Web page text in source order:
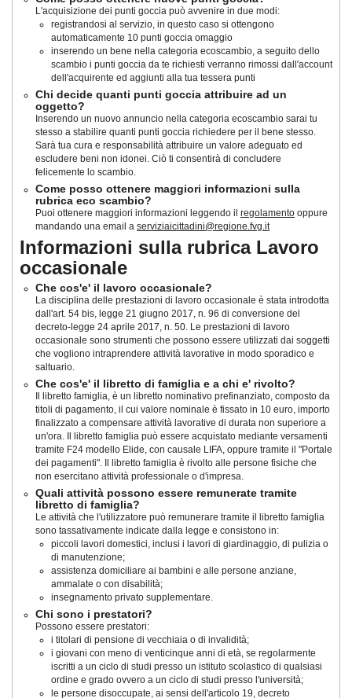
L'acquisizione dei punti goccia può avvenire in due modi:
registrandosi al servizio, in questo caso si ottengono
automaticamente 10 punti goccia omaggio
inserendo un bene nella categoria ecoscambio, a seguito dello
scambio i punti goccia da te richiesti verranno rimossi dall'account
dell'acquirente ed aggiunti alla tua tessera punti
Chi decide quanti punti goccia attribuire ad un
oggetto?
Inserendo un nuovo annuncio nella categoria ecoscambio sarai tu
stesso a stabilire quanti punti goccia richiedere per il bene stesso.
Sarà tua cura e responsabilità attribuire un valore adeguato ed
escludere beni non idonei. Ciò ti consentirà di concludere
felicemente lo scambio.
Come posso ottenere maggiori informazioni sulla
rubrica eco scambio?
Puoi ottenere maggiori informazioni leggendo il regolamento oppure
mandando una email a serviziaicittadini@regione.fvg.it
Informazioni sulla rubrica Lavoro
occasionale
Che cos'e' il lavoro occasionale?
La disciplina delle prestazioni di lavoro occasionale è stata introdotta
dall'art. 54 bis, legge 21 giugno 2017, n. 96 di conversione del
decreto-legge 24 aprile 2017, n. 50. Le prestazioni di lavoro
occasionale sono strumenti che possono essere utilizzati dai soggetti
che vogliono intraprendere attività lavorative in modo sporadico e
saltuario.
Che cos'e' il libretto di famiglia e a chi e' rivolto?
Il libretto famiglia, è un libretto nominativo prefinanziato, composto da
titoli di pagamento, il cui valore nominale è fissato in 10 euro, importo
finalizzato a compensare attività lavorative di durata non superiore a
un'ora. Il libretto famiglia può essere acquistato mediante versamenti
tramite F24 modello Elide, con causale LIFA, oppure tramite il "Portale
dei pagamenti". Il libretto famiglia è rivolto alle persone fisiche che
non esercitano attività professionale o d'impresa.
Quali attività possono essere remunerate tramite
libretto di famiglia?
Le attività che l'utilizzatore può remunerare tramite il libretto famiglia
sono tassativamente indicate dalla legge e consistono in:
piccoli lavori domestici, inclusi i lavori di giardinaggio, di pulizia o
di manutenzione;
assistenza domiciliare ai bambini e alle persone anziane,
ammalate o con disabilità;
insegnamento privato supplementare.
Chi sono i prestatori?
Possono essere prestatori:
i titolari di pensione di vecchiaia o di invalidità;
i giovani con meno di venticinque anni di età, se regolarmente
iscritti a un ciclo di studi presso un istituto scolastico di qualsiasi
ordine e grado ovvero a un ciclo di studi presso l'università;
le persone disoccupate, ai sensi dell'articolo 19, decreto